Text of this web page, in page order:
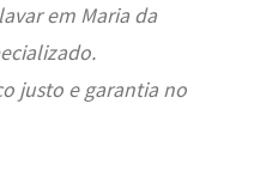
em Maria da
justo e garantia no